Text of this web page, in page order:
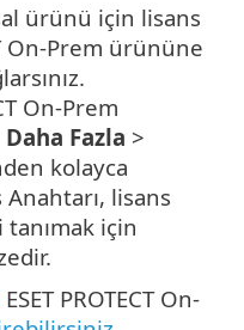
ürünü için lisans
On-Prem ürününe
On-Prem
Daha Fazla >
kolayca
lisans
için
ESET PROTECT On-